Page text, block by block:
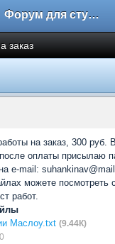
Форум для студента СГА
заказ
на заказ, 300
оплаты присылаю
e-mail:
можете посмотреть
работ.
Маслоу.txt (9.44К)